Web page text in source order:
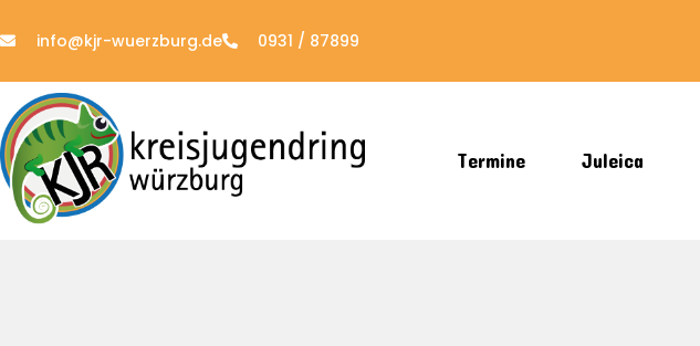
info@kjr-wuerzburg.de 0931 / 87899
Termine Juleica